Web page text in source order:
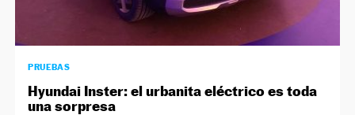
PRUEBAS
Hyundai Inster: el urbanita eléctrico es toda
una sorpresa